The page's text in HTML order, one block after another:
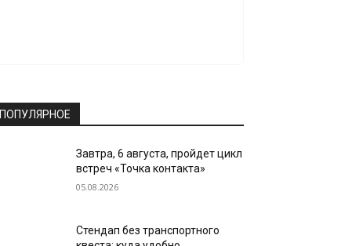
ПОПУЛЯРНОЕ
Завтра, 6 августа, пройдет цикл
встреч «Точка контакта»
05.08.2026
Стендап без транспортного